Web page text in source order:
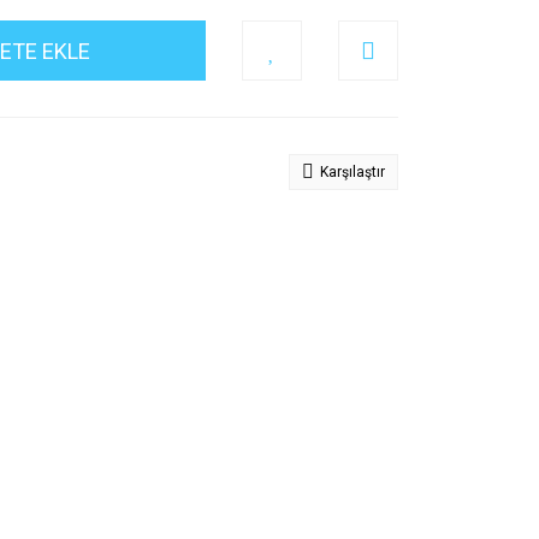
EKLE
Karşılaştır